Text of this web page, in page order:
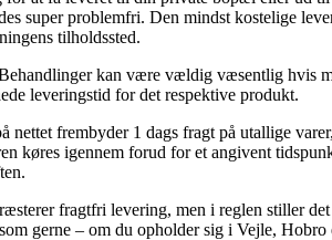
super problemfri. Den mindst kostelige
tilholdssted.
kan være vældig væsentlig hvis
leveringstid for det respektive produkt.
nettet frembyder 1 dags fragt på utallige
køres igennem forud for et angivent
fragtfri levering, men i reglen stiller
gerne – om du opholder sig i Vejle,